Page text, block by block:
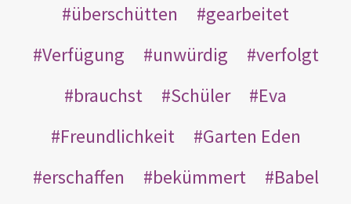
überschütten
gearbeitet
Verfügung
unwürdig
verfolgt
brauchst
Schüler
Eva
Freundlichkeit
Garten Eden
erschaffen
bekümmert
Babel